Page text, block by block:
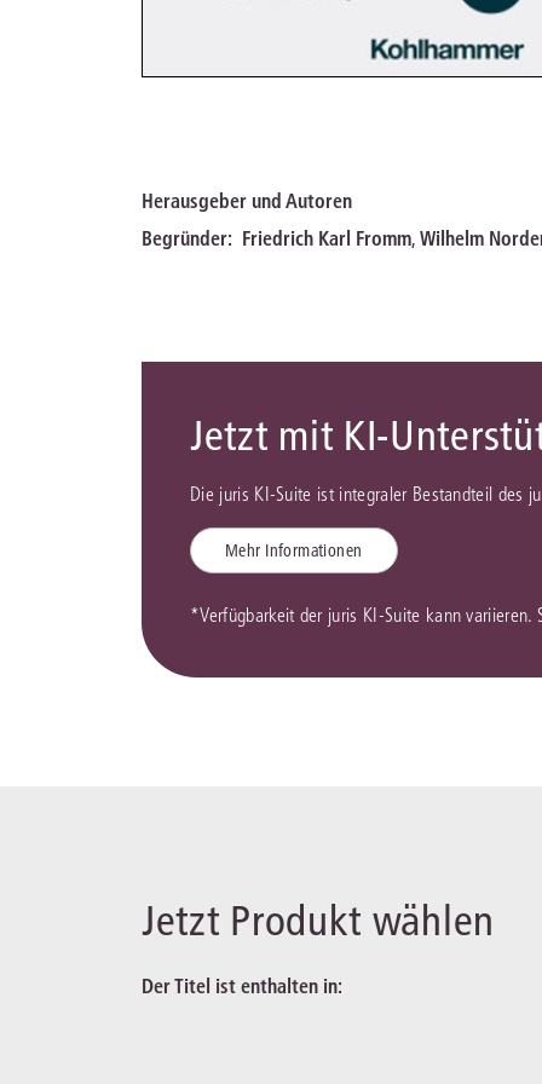
Herausgeber und Autoren
Begründer: Friedrich Karl Fromm, Wilhelm
Jetzt mit KI-
Die juris KI-Suite ist integraler Bestandteil des
Mehr Informationen
*Verfügbarkeit der juris KI-Suite kann variieren.
Jetzt Produkt wählen
Der Titel ist enthalten in: